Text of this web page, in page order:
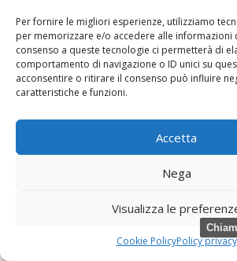
Per fornire le migliori esperienze, utilizziamo
per memorizzare e/o accedere alle informazioni
consenso a queste tecnologie ci permetterà di
comportamento di navigazione o ID unici su
acconsentire o ritirare il consenso può influire
caratteristiche e funzioni.
Accetta
Nega
Visualizza le
Cookie PolicyPolicy privacy
Casale Monferrato